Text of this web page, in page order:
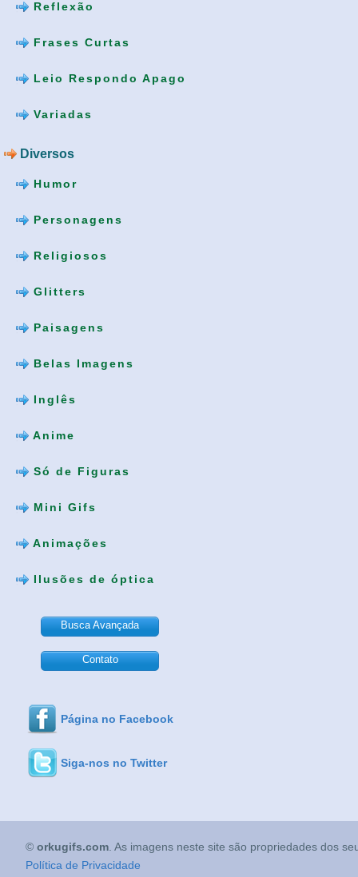
Reflexão
Frases Curtas
Leio Respondo Apago
Variadas
Diversos
Humor
Personagens
Religiosos
Glitters
Paisagens
Belas Imagens
Inglês
Anime
Só de Figuras
Mini Gifs
Animações
Ilusões de óptica
Busca Avançada
Contato
Página no Facebook
Siga-nos no Twitter
© orkugifs.com . As imagens neste site são propriedades dos
Política de Privacidade